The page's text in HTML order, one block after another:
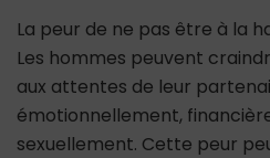
La peur de ne pas être à la
Les hommes peuvent
aux attentes de leur
émotionnellement,
sexuellement. Cette peur